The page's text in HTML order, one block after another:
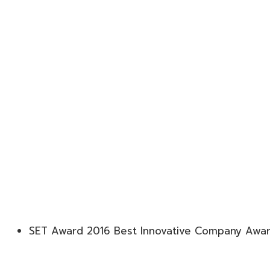
SET Award 2016 Best Innovative Company